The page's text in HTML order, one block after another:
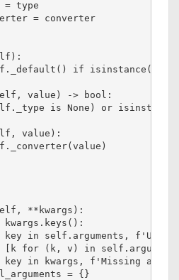
= type
= converter
if
value) -> bool:
is None) or
value):
**kwargs):
kwargs.keys():
key in self.arguments,
[k for (k, v) in
key in kwargs, f'Missing
= {}